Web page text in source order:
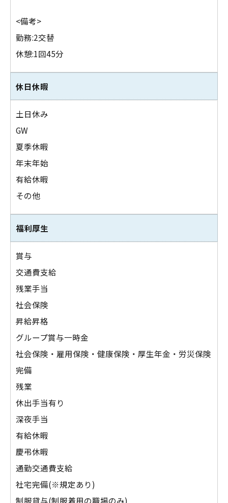
<備考>
勤務:2交替
休憩:1回45分
休日休暇
土日休み
GW
夏季休暇
年末年始
有給休暇
その他
福利厚生
賞与
交通費支給
残業手当
社会保険
昇給昇格
グループ賞与一時金
社会保険・雇用保険・健康保険・厚生年金・労災保険
完備
残業
休出手当有り
深夜手当
有給休暇
慶弔休暇
通勤交通費支給
社宅完備(※規定あり)
制服貸与(制服着用の職場のみ)